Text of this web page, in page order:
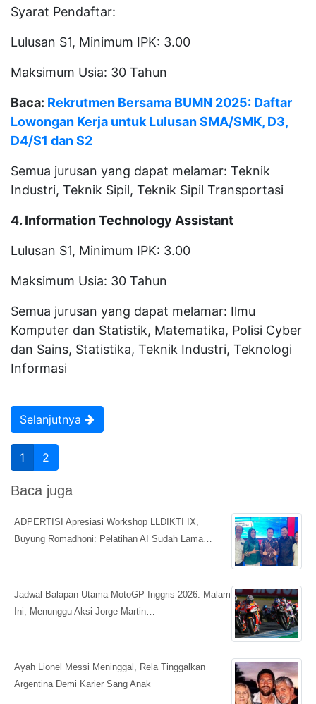
Syarat Pendaftar:
Lulusan S1, Minimum IPK: 3.00
Maksimum Usia: 30 Tahun
Baca: Rekrutmen Bersama BUMN 2025: Daftar
Lowongan Kerja untuk Lulusan SMA/SMK, D3,
D4/S1 dan S2
Semua jurusan yang dapat melamar: Teknik
Industri, Teknik Sipil, Teknik Sipil Transportasi
4. Information Technology Assistant
Lulusan S1, Minimum IPK: 3.00
Maksimum Usia: 30 Tahun
Semua jurusan yang dapat melamar: Ilmu
Komputer dan Statistik, Matematika, Polisi Cyber
dan Sains, Statistika, Teknik Industri, Teknologi
Informasi
Selanjutnya
1 2
Baca juga
ADPERTISI Apresiasi Workshop LLDIKTI IX,
Buyung Romadhoni: Pelatihan AI Sudah Lama…
Jadwal Balapan Utama MotoGP Inggris 2026: Malam
Ini, Menunggu Aksi Jorge Martin…
Ayah Lionel Messi Meninggal, Rela Tinggalkan
Argentina Demi Karier Sang Anak